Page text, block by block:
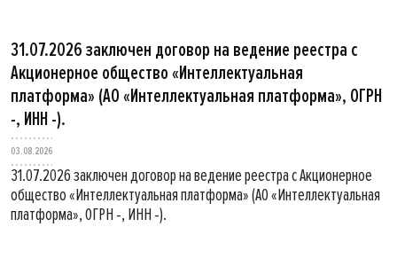
31.07.2026 заключен договор на ведение реестра с
Акционерное общество «Интеллектуальная
платформа» (АО «Интеллектуальная платформа», ОГРН
-, ИНН -).
03.08.2026
31.07.2026 заключен договор на ведение реестра с Акционерное
общество «Интеллектуальная платформа» (АО «Интеллектуальная
платформа», ОГРН -, ИНН -).